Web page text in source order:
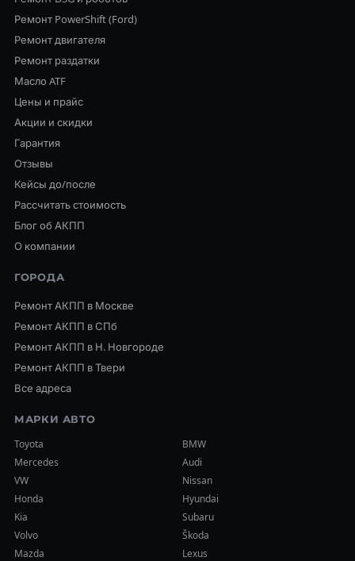
Ремонт PowerShift (Ford)
Ремонт двигателя
Ремонт раздатки
Масло ATF
Цены и прайс
Акции и скидки
Гарантия
Отзывы
Кейсы до/после
Рассчитать стоимость
Блог об АКПП
О компании
ГОРОДА
Ремонт АКПП в Москве
Ремонт АКПП в СПб
Ремонт АКПП в Н. Новгороде
Ремонт АКПП в Твери
Все адреса
МАРКИ АВТО
Toyota
BMW
Mercedes
Audi
VW
Nissan
Honda
Hyundai
Kia
Subaru
Volvo
Škoda
Mazda
Lexus